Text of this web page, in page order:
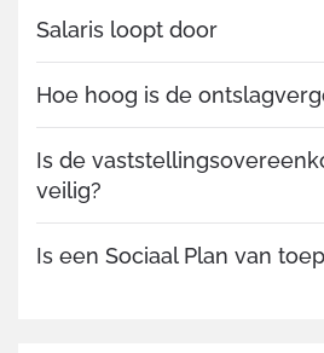
Salaris loopt door
Hoe hoog is de
Is de
veilig?
Is een Sociaal Plan van